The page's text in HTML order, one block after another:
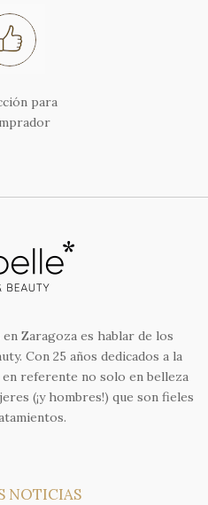
para
Zaragoza es hablar de los
Con 25 años dedicados a la
referente no solo en belleza
(¡y hombres!) que son fieles
NOTICIAS